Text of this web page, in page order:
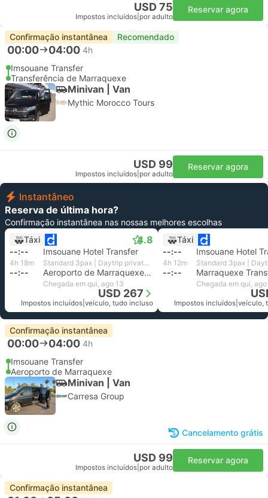
USD 75
Impostos incluídos por adulto
Reservar agora
Confirmação instantânea Recomendado
00:00 04:00 4h
Imsouane Transfer
Transferência de Marraquexe
Minivan | Van
Mythic Morocco Tours
USD 99
Impostos incluídos por adulto
Reservar agora
Instantâneo
Reserva de última hora?
Confirmação instantânea nas nossas melhores escolhas
Táxi
4.8
--:-- Imsouane Hotel Transfer
4h 18m Standard 3pax | Daytrip private transfer with English speaking driver
--:-- Aeroporto de Marraquexe Menara
Chegada em qui, ago 13
USD 267
Impostos incluídos veículo, tudo incluso
Táxi
--:--
Imsouane Hotel
4h 12m
--:--
Chegada em qui,
Impostos incluídos veículo,
Confirmação instantânea
00:00 04:00 4h
Imsouane Transfer
Aeroporto de Marraquexe
Minivan | Van
Carresa Group
Cancelamento grátis
USD 99
Impostos incluídos por adulto
Reservar agora
Confirmação instantânea